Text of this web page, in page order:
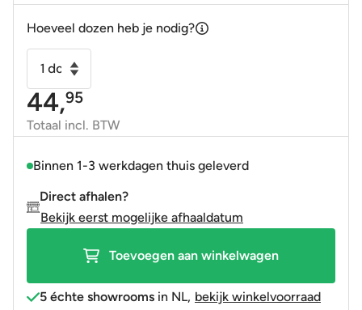
Hoeveel dozen heb je nodig?
wandtegel
13x13
roze
random
mat
44,95
Totaal incl. BTW
Binnen 1-3 werkdagen thuis geleverd
Direct afhalen?
Bekijk eerst mogelijke afhaaldatum
Toevoegen aan winkelwagen
5 échte showrooms in NL, bekijk winkelvoorraad